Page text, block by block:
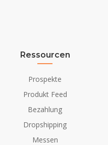
Ressourcen
Prospekte
Produkt Feed
Bezahlung
Dropshipping
Messen